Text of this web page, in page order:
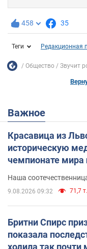
458 35
Теги Редакционная
Общество Звучит
Важное
Красавица из
историческую
чемпионате мира
Наша
9.08.2026 09:32 71,7 т.
Бритни Спирс
показала
ходила так почти